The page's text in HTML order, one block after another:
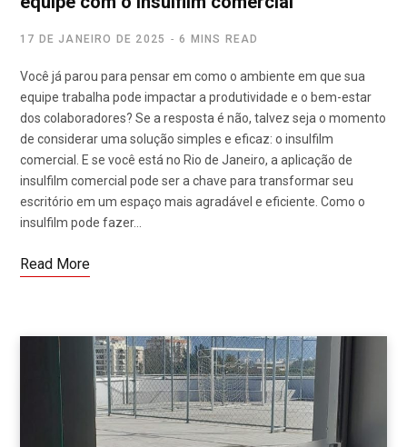
17 DE JANEIRO DE 2025 6 MINS READ
Você já parou para pensar em como o ambiente em que sua
equipe trabalha pode impactar a produtividade e o bem-estar
dos colaboradores? Se a resposta é não, talvez seja o momento
de considerar uma solução simples e eficaz: o insulfilm
comercial. E se você está no Rio de Janeiro, a aplicação de
insulfilm comercial pode ser a chave para transformar seu
escritório em um espaço mais agradável e eficiente. Como o
insulfilm pode fazer…
Read More